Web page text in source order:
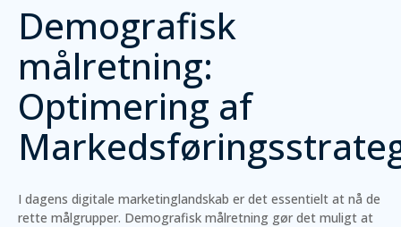
Demografisk
målretning:
Optimering af
I dagens digitale marketinglandskab er det essentielt at nå de
rette målgrupper. Demografisk målretning gør det muligt at